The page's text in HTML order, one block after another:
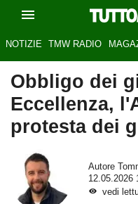
NOTIZIE TMW RADIO
Obbligo dei
Eccellenza,
protesta dei
Autore
12.05.2026
vedi